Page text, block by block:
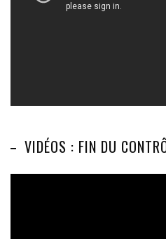
VIDÉOS : FIN DU